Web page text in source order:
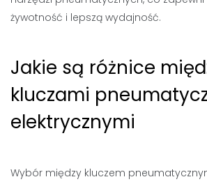
żywotność i lepszą wydajność.
Jakie są różnice
kluczami
elektrycznymi
Wybór między kluczem